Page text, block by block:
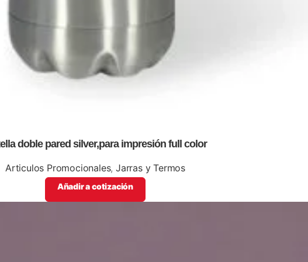
doble pared silver,para impresión full color
Articulos Promocionales, Jarras y Termos
Añadir a cotización